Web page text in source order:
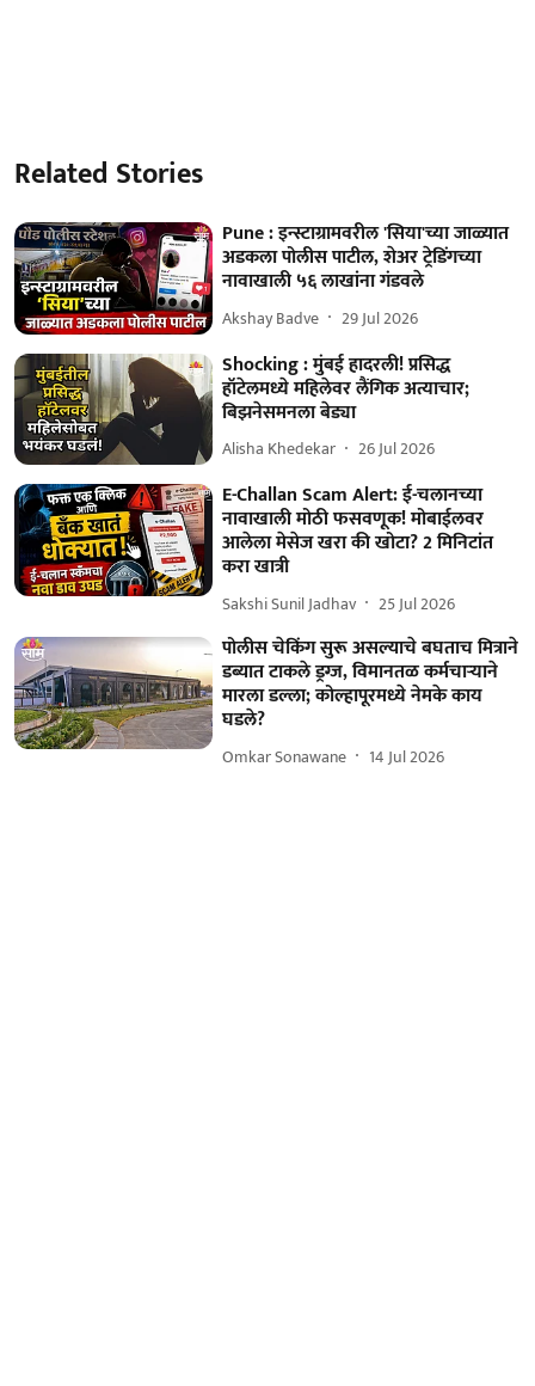
Related Stories
Pune : इन्स्टाग्रामवरील 'सिया'च्या जाळ्यात
अडकला पोलीस पाटील, शेअर ट्रेडिंगच्या
नावाखाली ५६ लाखांना गंडवले
Akshay Badve 29 Jul 2026
Shocking : मुंबई हादरली! प्रसिद्ध
हॉटेलमध्ये महिलेवर लैंगिक अत्याचार;
बिझनेसमनला बेड्या
Alisha Khedekar 26 Jul 2026
E-Challan Scam Alert: ई-चलानच्या
नावाखाली मोठी फसवणूक! मोबाईलवर
आलेला मेसेज खरा की खोटा? 2 मिनिटांत
करा खात्री
Sakshi Sunil Jadhav 25 Jul 2026
पोलीस चेकिंग सुरू असल्याचे बघताच मित्राने
डब्यात टाकले ड्रग्ज, विमानतळ कर्मचाऱ्याने
मारला डल्ला; कोल्हापूरमध्ये नेमके काय
घडले?
Omkar Sonawane 14 Jul 2026